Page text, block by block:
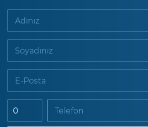
Adınız
Soyadınız
E-Posta
Telefon